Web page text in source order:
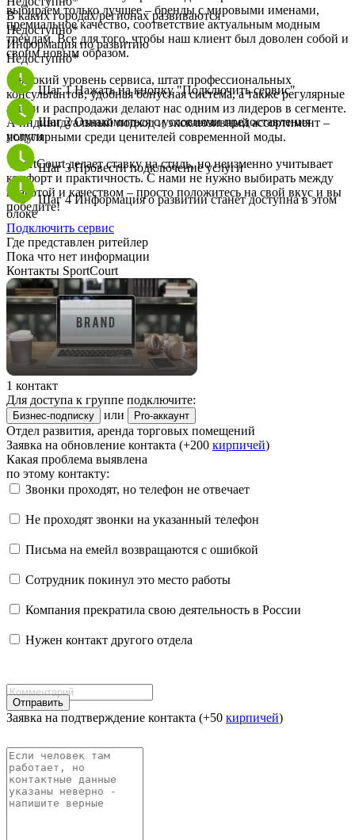
выбираем только лучшее – бренды с мировыми именами,
премиальное качество, соответствие актуальным модным
трендам. Все для того, чтобы наш клиент был доволен собой и
своим новым образом.
Высокий уровень сервиса, штат профессиональных
консультантов, удобная бонусная система, а также регулярные
акции и распродажи делают нас одним из лидеров в сегменте.
А индивидуальный подход и эксклюзивный ассортимент –
популярными среди ценителей современной моды.
SportCourt делает ставку на стиль, но неизменно учитывает
комфорт и практичность. С нами не нужно выбирать между
красотой и качеством – просто положитесь на свой вкус и вы
победите!
В каких городах/регионах развиваются
Недоступно*
Информация по развитию
Недоступно*
Шаг 1Нажать на кнопку "Подключить сервис"
Шаг 2Ознакомиться с условиями предоставления
услуги
Шаг 3Провести подключение услуги
Шаг 4Информация о развитии станет доступна в этом
блоке
Подключить сервис
Где представлен ритейлер
Пока что нет информации
Контакты SportCourt
1 контакт
Для доступа к группе подключите:
Бизнес-подписку или Pro-аккаунт
Отдел развития, аренда торговых помещений
Заявка на обновление контакта (+200 кирпичей)
Какая проблема выявлена
по этому контакту:
Звонки проходят, но телефон не отвечает
Не проходят звонки на указанный телефон
Письма на емейл возвращаются с ошибкой
Сотрудник покинул это место работы
Компания прекратила свою деятельность в России
Нужен контакт другого отдела
Отправить
Заявка на подтверждение контакта (+50 кирпичей)